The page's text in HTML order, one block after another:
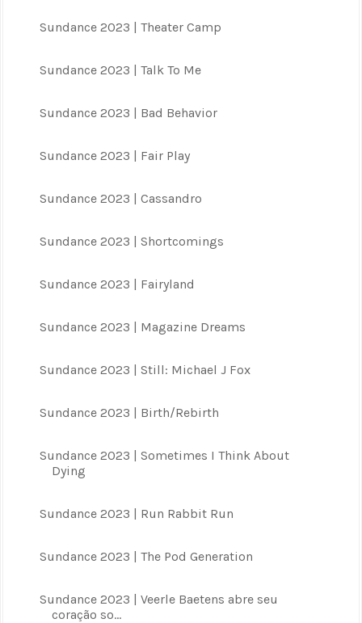
Sundance 2023 | Theater Camp
Sundance 2023 | Talk To Me
Sundance 2023 | Bad Behavior
Sundance 2023 | Fair Play
Sundance 2023 | Cassandro
Sundance 2023 | Shortcomings
Sundance 2023 | Fairyland
Sundance 2023 | Magazine Dreams
Sundance 2023 | Still: Michael J Fox
Sundance 2023 | Birth/Rebirth
Sundance 2023 | Sometimes I Think About
Dying
Sundance 2023 | Run Rabbit Run
Sundance 2023 | The Pod Generation
Sundance 2023 | Veerle Baetens abre seu
coração so...